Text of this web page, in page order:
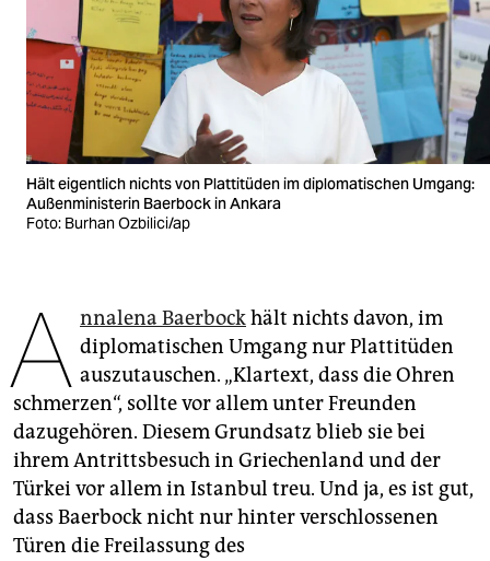
verlag
verlag
veranstaltungen
shop
fragen & hilfe
genossenschaft
epaper login
Hält eigentlich nichts von Plattitüden im diplomatischen Umgang:
Außenministerin Baerbock in Ankara
Foto: Burhan Ozbilici/ap
A nnalena Baerbockhält nichts davon, im
diplomatischen Umgang nur Plattitüden
auszutauschen. „Klartext, dass die Ohren
schmerzen“, sollte vor allem unter Freunden
dazugehören. Diesem Grundsatz blieb sie bei
ihrem Antrittsbesuch in Griechenland und der
Türkei vor allem in Istanbul treu. Und ja, es ist gut,
dass Baerbock nicht nur hinter verschlossenen
Türen die Freilassung des